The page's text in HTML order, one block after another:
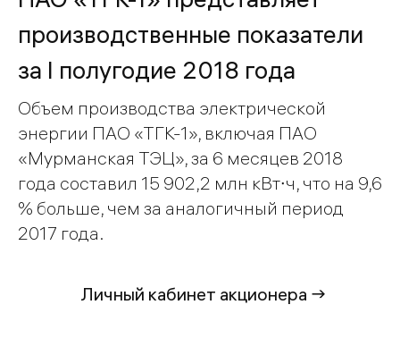
производственные показатели
за I полугодие 2018 года
Объем производства электрической
энергии ПАО «ТГК-1», включая ПАО
«Мурманская ТЭЦ», за 6 месяцев 2018
года составил 15 902,2 млн кВт∙ч, что на 9,6
% больше, чем за аналогичный период
2017 года.
Личный кабинет акционера →